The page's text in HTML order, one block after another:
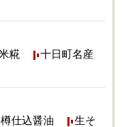
糀
十日町名産
仕込醤油
生そ